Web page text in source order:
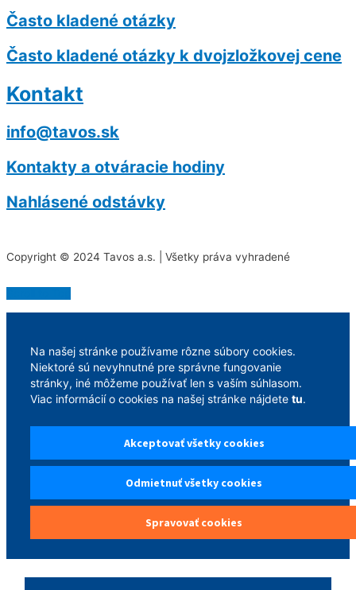
Často kladené otázky
Často kladené otázky k dvojzložkovej cene
Kontakt
info@tavos.sk
Kontakty a otváracie hodiny
Nahlásené odstávky
Copyright © 2024 Tavos a.s. | Všetky práva vyhradené
Na našej stránke používame rôzne súbory cookies.
Niektoré sú nevyhnutné pre správne fungovanie
stránky, iné môžeme používať len s vaším súhlasom.
Viac informácií o cookies na našej stránke nájdete tu.
Akceptovať všetky cookies
Odmietnuť všetky cookies
Spravovať cookies